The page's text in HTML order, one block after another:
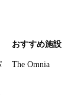
おすすめ施設
The Omnia